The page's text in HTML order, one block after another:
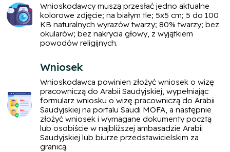
Wnioskodawcy muszą przesłać jedno aktualne
kolorowe zdjęcie; na białym tle; 5x5 cm; 5 do 100
KB naturalnych wyrazów twarzy; 80% twarzy; bez
okularów; bez nakrycia głowy, z wyjątkiem
powodów religijnych.
Wniosek
Wnioskodawca powinien złożyć wniosek o wizę
pracowniczą do Arabii Saudyjskiej, wypełniając
formularz wniosku o wizę pracowniczą do Arabii
Saudyjskiej na portalu Saudi MOFA, a następnie
złożyć wniosek i wymagane dokumenty pocztą
lub osobiście w najbliższej ambasadzie Arabii
Saudyjskiej lub biurze przedstawicielskim za
granicą.